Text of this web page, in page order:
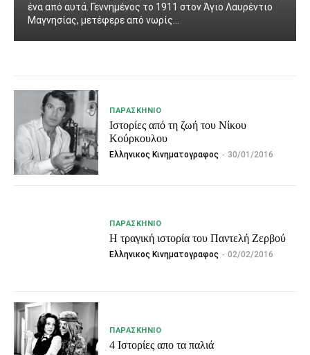
ένα από αυτά. Γεννημένος το 1911 στον Άγιο Λαυρέντιο
Μαγνησίας, μετέφερε από νωρίς...
ΠΑΡΑΣΚΉΝΙΟ
Ιστορίες από τη ζωή του Νίκου
Κούρκουλου
Ελληνικος Κινηματογραφος - 30/01/2016
ΠΑΡΑΣΚΉΝΙΟ
Η τραγική ιστορία του Παντελή Ζερβού
Ελληνικος Κινηματογραφος - 02/02/2016
ΠΑΡΑΣΚΉΝΙΟ
4 Ιστορίες απο τα παλιά